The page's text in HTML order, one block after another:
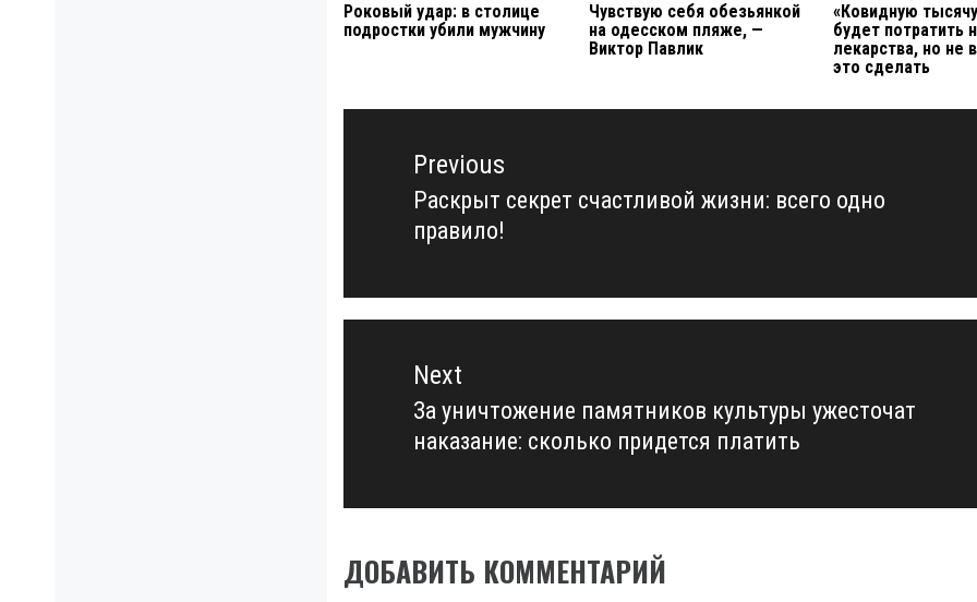
Роковый удар: в столице
подростки убили мужчину
Чувствую себя обезьянкой
на одесском пляже, —
Виктор Павлик
«Ковидную
будет потратить
лекарства, но не
это сделать
Навигация
записямPrevious
Previous
post:
Раскрыт секрет счастливой жизни: всего одно
правило!
Next
Next
post:
За уничтожение памятников культуры ужесточат
наказание: сколько придется платить
ДОБАВИТЬ КОММЕНТАРИЙ